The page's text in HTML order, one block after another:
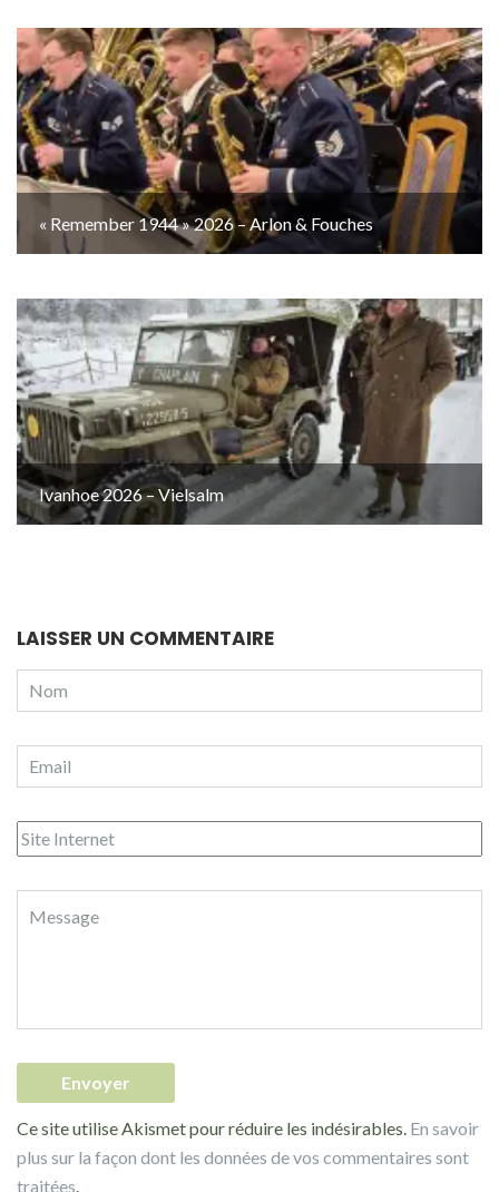
« Remember 1944 » 2026 – Arlon & Fouches
Ivanhoe 2026 – Vielsalm
LAISSER UN COMMENTAIRE
Ce site utilise Akismet pour réduire les indésirables. En savoir
plus sur la façon dont les données de vos commentaires sont
traitées